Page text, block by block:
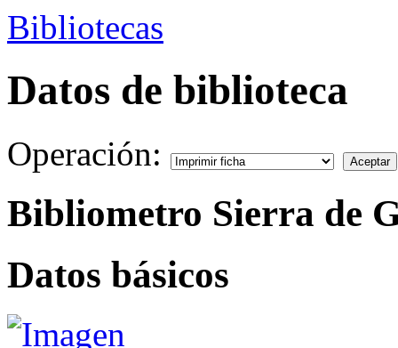
Bibliotecas
Datos de biblioteca
Operación:
Bibliometro Sierra de
Datos básicos